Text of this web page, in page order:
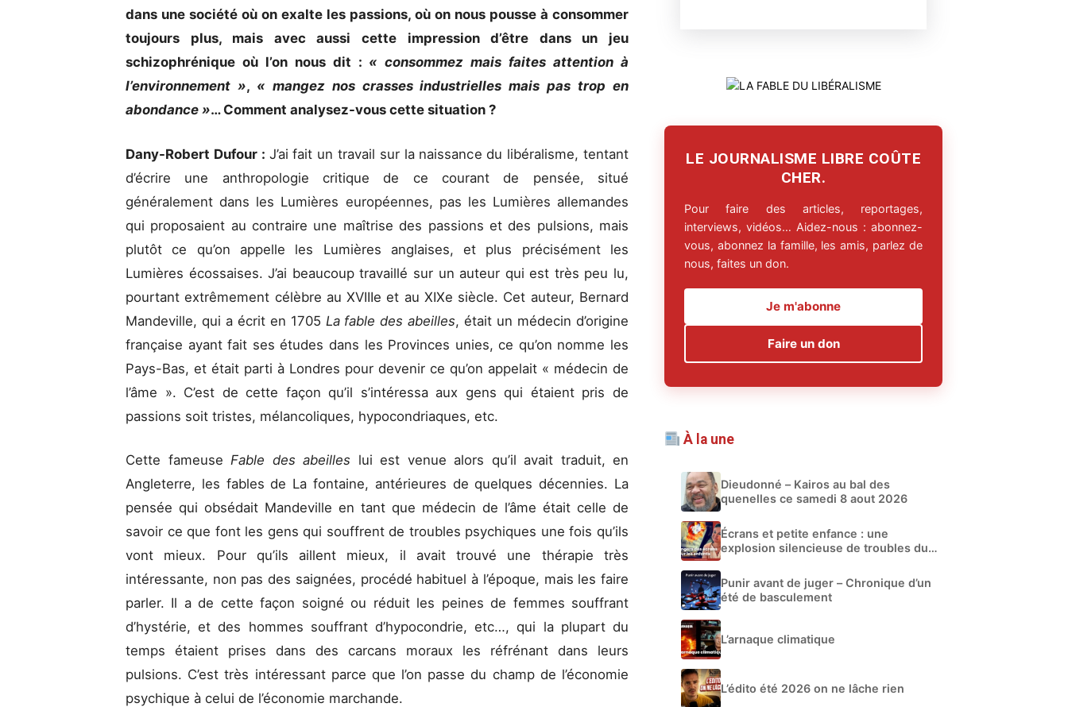
dans une société où on exalte les passions, où on nous pousse à consommer
toujours plus, mais avec aussi cette impression d’être dans un jeu
schizophrénique où l’on nous dit : « consommez mais faites attention à
l’environnement », « mangez nos crasses industrielles mais pas trop en
abondance »… Comment analysez-vous cette situation ?
Dany-Robert Dufour : J’ai fait un travail sur la naissance du libéralisme, tentant
d’écrire une anthropologie critique de ce courant de pensée, situé
généralement dans les Lumières européennes, pas les Lumières allemandes
qui proposaient au contraire une maîtrise des passions et des pulsions, mais
plutôt ce qu’on appelle les Lumières anglaises, et plus précisément les
Lumières écossaises. J’ai beaucoup travaillé sur un auteur qui est très peu lu,
pourtant extrêmement célèbre au XVIIIe et au XIXe siècle. Cet auteur, Bernard
Mandeville, qui a écrit en 1705 La fable des abeilles, était un médecin d’origine
française ayant fait ses études dans les Provinces unies, ce qu’on nomme les
Pays-Bas, et était parti à Londres pour devenir ce qu’on appelait « médecin de
l’âme ». C’est de cette façon qu’il s’intéressa aux gens qui étaient pris de
passions soit tristes, mélancoliques, hypocondriaques, etc.
Cette fameuse Fable des abeilles lui est venue alors qu’il avait traduit, en
Angleterre, les fables de La fontaine, antérieures de quelques décennies. La
pensée qui obsédait Mandeville en tant que médecin de l’âme était celle de
savoir ce que font les gens qui souffrent de troubles psychiques une fois qu’ils
vont mieux. Pour qu’ils aillent mieux, il avait trouvé une thérapie très
intéressante, non pas des saignées, procédé habituel à l’époque, mais les faire
parler. Il a de cette façon soigné ou réduit les peines de femmes souffrant
d’hystérie, et des hommes souffrant d’hypocondrie, etc…, qui la plupart du
temps étaient prises dans des carcans moraux les réfrénant dans leurs
pulsions. C’est très intéressant parce que l’on passe du champ de l’économie
psychique à celui de l’économie marchande.
LE JOURNALISME LIBRE COÛTE
CHER.
Pour faire des articles, reportages,
interviews, vidéos… Aidez-nous : abonnez-
vous, abonnez la famille, les amis, parlez de
nous, faites un don.
Je m'abonne
Faire un don
À la une
Dieudonné – Kairos au bal des
quenelles ce samedi 8 aout 2026
Écrans et petite enfance : une
explosion silencieuse de troubles du
Punir avant de juger – Chronique d’un
été de basculement
L’arnaque climatique
L’édito été 2026 on ne lâche rien